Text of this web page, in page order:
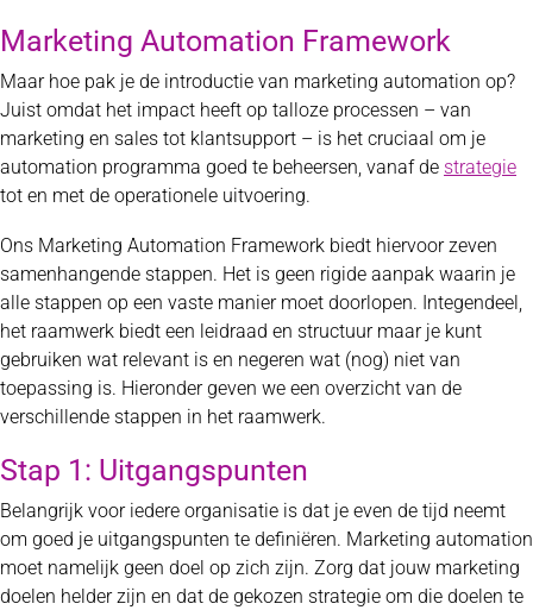
Marketing Automation Framework
Maar hoe pak je de introductie van marketing automation op?
Juist omdat het impact heeft op talloze processen – van
marketing en sales tot klantsupport – is het cruciaal om je
automation programma goed te beheersen, vanaf de strategie
tot en met de operationele uitvoering.
Ons Marketing Automation Framework biedt hiervoor zeven
samenhangende stappen. Het is geen rigide aanpak waarin je
alle stappen op een vaste manier moet doorlopen. Integendeel,
het raamwerk biedt een leidraad en structuur maar je kunt
gebruiken wat relevant is en negeren wat (nog) niet van
toepassing is. Hieronder geven we een overzicht van de
verschillende stappen in het raamwerk.
Stap 1: Uitgangspunten
Belangrijk voor iedere organisatie is dat je even de tijd neemt
om goed je uitgangspunten te definiëren. Marketing automation
moet namelijk geen doel op zich zijn. Zorg dat jouw marketing
doelen helder zijn en dat de gekozen strategie om die doelen te